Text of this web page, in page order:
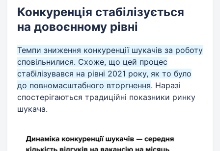
Конкуренція стабілізується
на довоєнному рівні
Темпи зниження конкуренції шукачів за роботу
сповільнилися. Схоже, що цей процес
стабілізувався на рівні 2021 року, як то було
до повномасштабного вторгнення. Наразі
спостерігаються традиційні показники ринку
шукача.